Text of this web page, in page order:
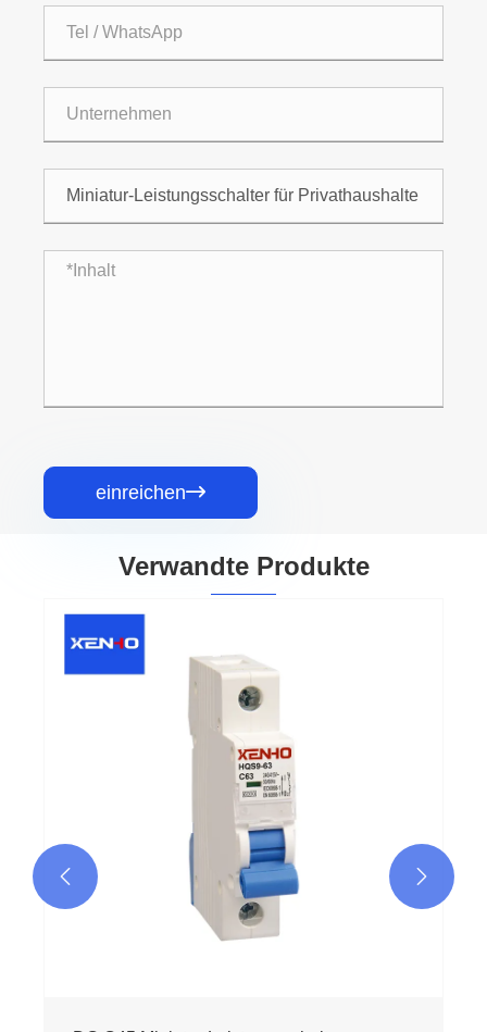
einreichen
Verwandte Produkte
L7 Miniatur-Leistungsschalter
 